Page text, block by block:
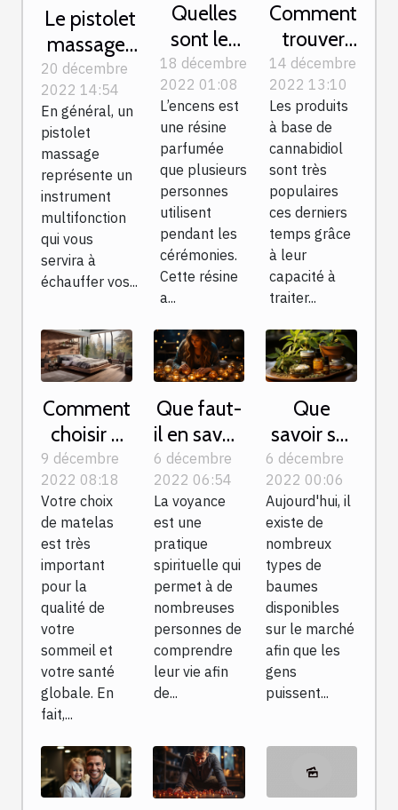
Le pistolet
massage :
quels sont
les
éléments
constitutifs
?
20 décembre
2022 14:54
En général, un
pistolet
massage
représente un
instrument
multifonction
qui vous
servira à
échauffer vos...
Quelles
sont les
vertus de
l’encens ?
18 décembre
2022 01:08
L’encens est
une résine
parfumée
que plusieurs
personnes
utilisent
pendant les
cérémonies.
Cette résine
a...
Comment
trouver
du CBD
de
qualité ?
14 décembre
2022 13:10
Les produits
à base de
cannabidiol
sont très
populaires
ces derniers
temps grâce
à leur
capacité à
traiter...
Comment
choisir à
bien son
matelas ?
9 décembre
2022 08:18
Votre choix
de matelas
est très
important
pour la
qualité de
votre
sommeil et
votre santé
globale. En
fait,...
Que faut-
il en savoir
sur une
séance de
voyance
en ligne ?
6 décembre
2022 06:54
La voyance
est une
pratique
spirituelle qui
permet à de
nombreuses
personnes de
comprendre
leur vie afin
de...
Que
savoir sur
le baume
du tigre ?
6 décembre
2022 00:06
Aujourd'hui, il
existe de
nombreux
types de
baumes
disponibles
sur le marché
afin que les
gens
puissent...